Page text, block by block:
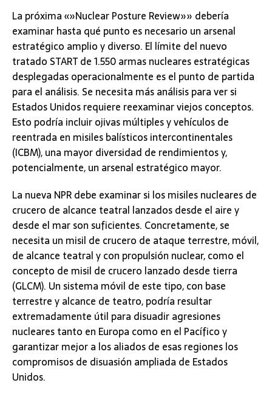
La próxima «»Nuclear Posture Review»» debería
examinar hasta qué punto es necesario un arsenal
estratégico amplio y diverso. El límite del nuevo
tratado START de 1.550 armas nucleares estratégicas
desplegadas operacionalmente es el punto de partida
para el análisis. Se necesita más análisis para ver si
Estados Unidos requiere reexaminar viejos conceptos.
Esto podría incluir ojivas múltiples y vehículos de
reentrada en misiles balísticos intercontinentales
(ICBM), una mayor diversidad de rendimientos y,
potencialmente, un arsenal estratégico mayor.
La nueva NPR debe examinar si los misiles nucleares de
crucero de alcance teatral lanzados desde el aire y
desde el mar son suficientes. Concretamente, se
necesita un misil de crucero de ataque terrestre, móvil,
de alcance teatral y con propulsión nuclear, como el
concepto de misil de crucero lanzado desde tierra
(GLCM). Un sistema móvil de este tipo, con base
terrestre y alcance de teatro, podría resultar
extremadamente útil para disuadir agresiones
nucleares tanto en Europa como en el Pacífico y
garantizar mejor a los aliados de esas regiones los
compromisos de disuasión ampliada de Estados
Unidos.